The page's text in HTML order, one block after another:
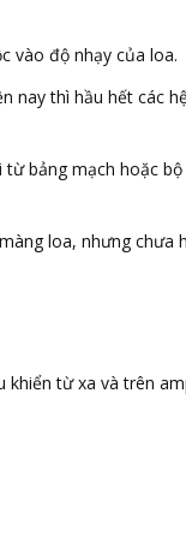
vào độ nhạy của loa.
nay thì hầu hết
bảng mạch hoặc
loa, nhưng
từ xa và trên